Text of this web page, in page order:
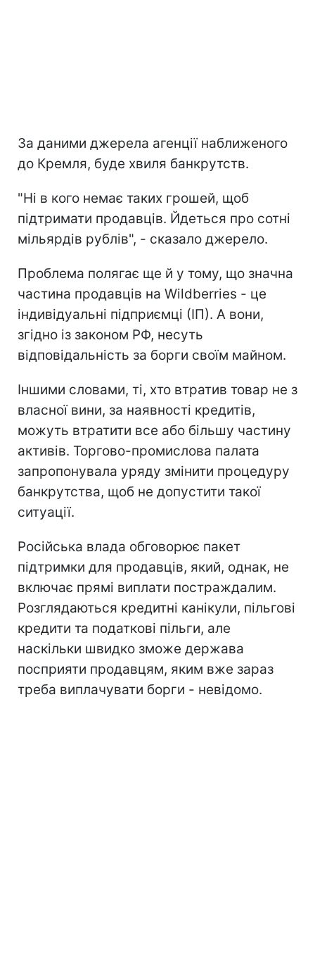
За даними джерела агенції наближеного
до Кремля, буде хвиля банкрутств.
"Ні в кого немає таких грошей, щоб
підтримати продавців. Йдеться про сотні
мільярдів рублів", - сказало джерело.
Проблема полягає ще й у тому, що значна
частина продавців на Wildberries - це
індивідуальні підприємці (ІП). А вони,
згідно із законом РФ, несуть
відповідальність за борги своїм майном.
Іншими словами, ті, хто втратив товар не з
власної вини, за наявності кредитів,
можуть втратити все або більшу частину
активів. Торгово-промислова палата
запропонувала уряду змінити процедуру
банкрутства, щоб не допустити такої
ситуації.
Російська влада обговорює пакет
підтримки для продавців, який, однак, не
включає прямі виплати постраждалим.
Розглядаються кредитні канікули, пільгові
кредити та податкові пільги, але
наскільки швидко зможе держава
посприяти продавцям, яким вже зараз
треба виплачувати борги - невідомо.